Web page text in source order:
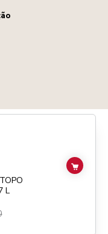
DE 4,7 L ARTISAN BY
L
ADD